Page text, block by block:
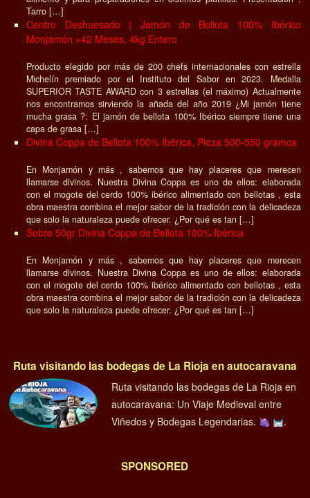
Tarro […]
Centro Deshuesado | Jamón de Bellota 100% Ibérico
Monjamón +42 Meses, 4kg Entero
Producto elegido por más de 200 chefs internacionales con estrella
Michelín premiado por el Instituto del Sabor en 2023. Medalla
SUPERIOR TASTE AWARD con 3 estrellas (el máximo) Actualmente
nos encontramos sirviendo la añada del año 2019 ¿Mi jamón tiene
mucha grasa ?: El jamón de bellota 100% Ibérico siempre tiene una
capa de grasa […]
Divina Coppa de Bellota 100% Ibérica, Pieza 500-550 gramos
En Monjamón y más , sabemos que hay placeres que merecen
llamarse divinos. Nuestra Divina Coppa es uno de ellos: elaborada
con el mogote del cerdo 100% ibérico alimentado con bellotas , esta
obra maestra combina el mejor sabor de la tradición con la delicadeza
que solo la naturaleza puede ofrecer. ¿Por qué es tan […]
Sobre 50gr Divina Coppa de Bellota 100% Ibérica
En Monjamón y más , sabemos que hay placeres que merecen
llamarse divinos. Nuestra Divina Coppa es uno de ellos: elaborada
con el mogote del cerdo 100% ibérico alimentado con bellotas , esta
obra maestra combina el mejor sabor de la tradición con la delicadeza
que solo la naturaleza puede ofrecer. ¿Por qué es tan […]
Ruta visitando las bodegas de La Rioja en autocaravana
Ruta visitando las bodegas de La Rioja en
autocaravana: Un Viaje Medieval entre
Viñedos y Bodegas Legendarias.
.
SPONSORED